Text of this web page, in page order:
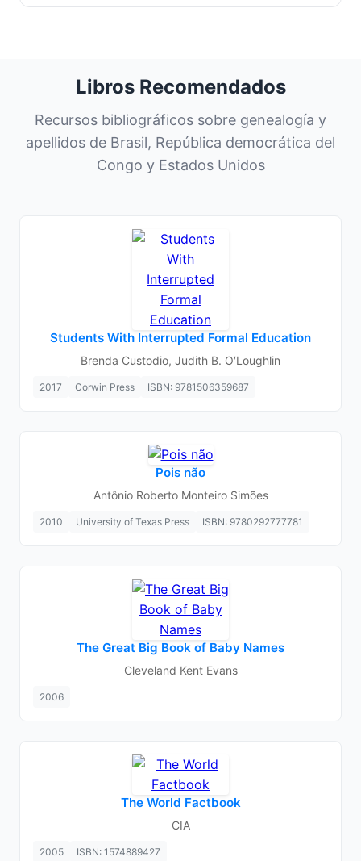
Libros Recomendados
Recursos bibliográficos sobre genealogía y
apellidos de Brasil, República democrática del
Congo y Estados Unidos
Students With Interrupted Formal Education
Brenda Custodio, Judith B. O′Loughlin
2017 Corwin Press ISBN: 9781506359687
Pois não
Antônio Roberto Monteiro Simões
2010 University of Texas Press ISBN: 9780292777781
The Great Big Book of Baby Names
Cleveland Kent Evans
2006
The World Factbook
CIA
2005 ISBN: 1574889427